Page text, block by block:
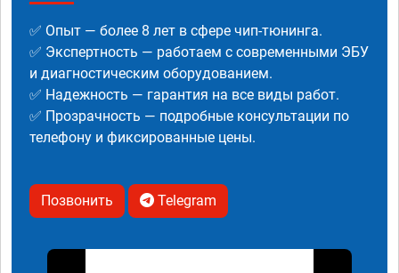
✅ Опыт — более 8 лет в сфере чип-тюнинга.
✅ Экспертность — работаем с современными ЭБУ
и диагностическим оборудованием.
✅ Надежность — гарантия на все виды работ.
✅ Прозрачность — подробные консультации по
телефону и фиксированные цены.
Позвонить Telegram